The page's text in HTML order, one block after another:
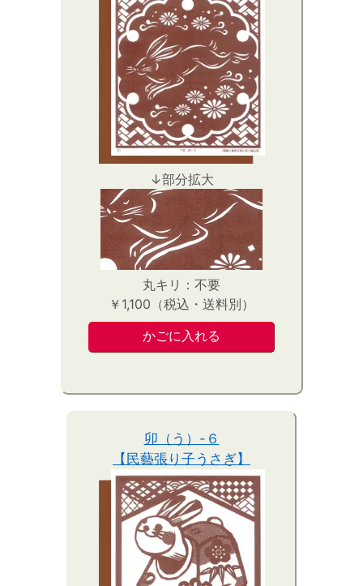
↓部分拡大
丸キリ：不要
￥1,100（税込・送料別）
卯（う）-６
【民藝張り子うさぎ】